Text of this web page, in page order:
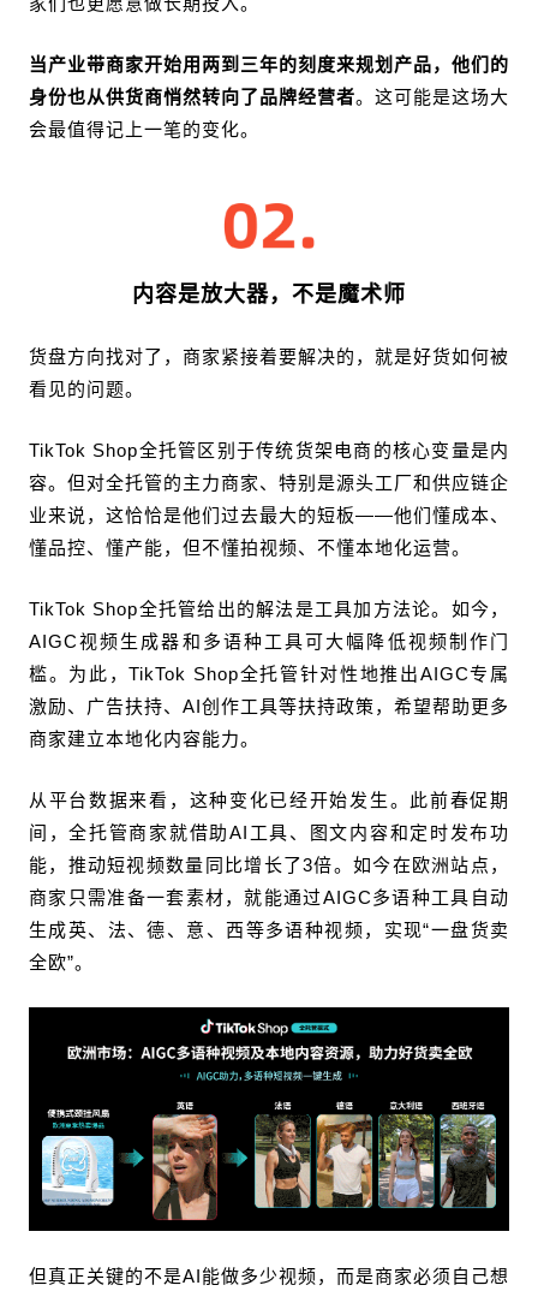
当产业带商家开始用两到三年的刻度来规划产品，他们的
身份也从供货商悄然转向了品牌经营者。这可能是这场大
会最值得记上一笔的变化。
内容是放大器，不是魔术师
货盘方向找对了，商家紧接着要解决的，就是好货如何被
看见的问题。
TikTok Shop全托管区别于传统货架电商的核心变量是内
容。但对全托管的主力商家、特别是源头工厂和供应链企
业来说，这恰恰是他们过去最大的短板——他们懂成本、
懂品控、懂产能，但不懂拍视频、不懂本地化运营。
TikTok Shop全托管给出的解法是工具加方法论。如今，
AIGC视频生成器和多语种工具可大幅降低视频制作门
槛。为此，TikTok Shop全托管针对性地推出AIGC专属
激励、广告扶持、AI创作工具等扶持政策，希望帮助更多
商家建立本地化内容能力。
从平台数据来看，这种变化已经开始发生。此前春促期
间，全托管商家就借助AI工具、图文内容和定时发布功
能，推动短视频数量同比增长了3倍。如今在欧洲站点，
商家只需准备一套素材，就能通过AIGC多语种工具自动
生成英、法、德、意、西等多语种视频，实现“一盘货卖
全欧”。
但真正关键的不是AI能做多少视频，而是商家必须自己想